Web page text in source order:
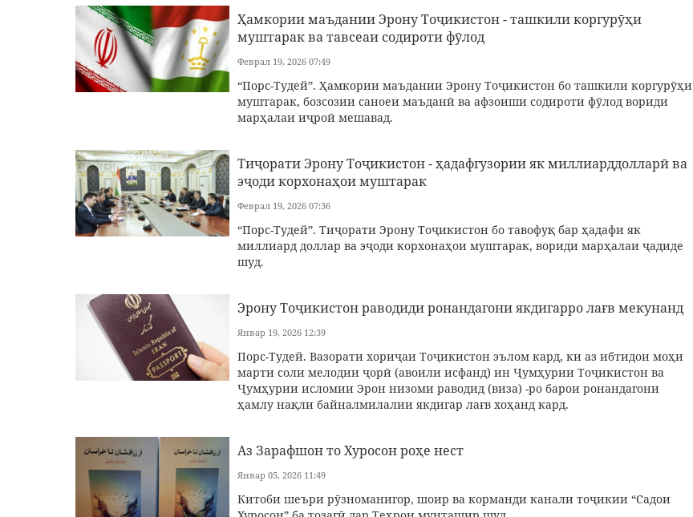
Ҳамкории маъдании Эрону Тоҷикистон - ташкили коргурӯҳи
муштарак ва тавсеаи содироти фӯлод
Феврал 19, 2026 07:49
“Порс-Тудей”. Ҳамкории маъдании Эрону Тоҷикистон бо ташкили коргурӯҳи
муштарак, бозсозии саноеи маъданӣ ва афзоиши содироти фӯлод вориди
марҳалаи иҷроӣ мешавад.
Тиҷорати Эрону Тоҷикистон - ҳадафгузории як миллиарддолларӣ ва
эҷоди корхонаҳои муштарак
Феврал 19, 2026 07:36
“Порс-Тудей”. Тиҷорати Эрону Тоҷикистон бо тавофуқ бар ҳадафи як
миллиард доллар ва эҷоди корхонаҳои муштарак, вориди марҳалаи ҷадиде
шуд.
Эрону Тоҷикистон раводиди ронандагони якдигарро лағв мекунанд
Январ 19, 2026 12:39
Порс-Тудей. Вазорати хориҷаи Тоҷикистон эълом кард, ки аз ибтидои моҳи
марти соли мелодии ҷорӣ (авоили исфанд) ин Ҷумҳурии Тоҷикистон ва
Ҷумҳурии исломии Эрон низоми раводид (виза) -ро барои ронандагони
ҳамлу нақли байналмилалии якдигар лағв хоҳанд кард.
Аз Зарафшон то Хуросон роҳе нест
Январ 05, 2026 11:49
Китоби шеъри рӯзноманигор, шоир ва корманди канали тоҷикии “Садои